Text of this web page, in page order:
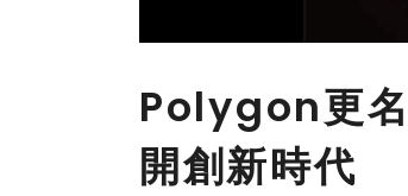
Polygon更
開創新時代